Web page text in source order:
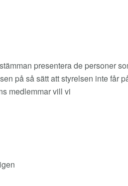
presentera de personer
på så sätt att styrelsen inte får
medlemmar vill vi